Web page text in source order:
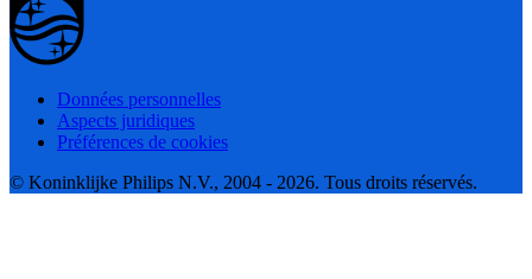
Données personnelles
Aspects juridiques
Préférences de cookies
© Koninklijke Philips N.V., 2004 - 2026. Tous droits réservés.